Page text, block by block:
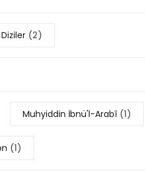
Diziler (2)
Muhyiddin İbnü'l-Arabî (1)
(1)